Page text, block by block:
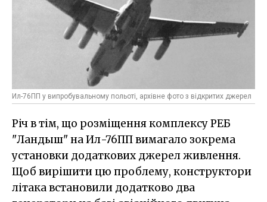
Ил-76ПП у випробувальному польоті, архівне фото з відкритих джерел
Річ в тім, що розміщення комплексу РЕБ
"Ландыш" на Ил-76ПП вимагало зокрема
установки додаткових джерел живлення.
Щоб вирішити цю проблему, конструктори
літака встановили додатково два